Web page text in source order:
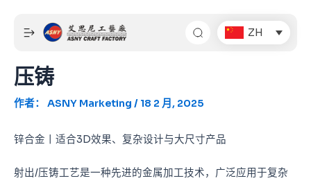
ZH
压铸
作者： ASNY Marketing/ 18 2 月, 2025
锌合金丨适合3D效果、复杂设计与大尺寸产品
射出/压铸工艺是一种先进的金属加工技术，广泛应用于复杂
navigation